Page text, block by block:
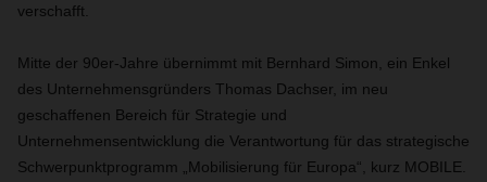
verschafft.
Mitte der 90er-Jahre übernimmt mit Bernhard Simon, ein Enkel
des Unternehmensgründers Thomas Dachser, im neu
geschaffenen Bereich für Strategie und
Unternehmensentwicklung die Verantwortung für das strategische
Schwerpunktprogramm „Mobilisierung für Europa“, kurz MOBILE.